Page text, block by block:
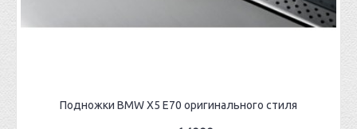
Подножки BMW X5 E70 оригинального стиля